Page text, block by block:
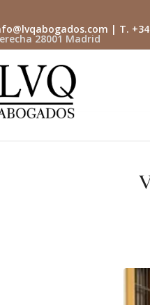
| T.
28001 Madrid